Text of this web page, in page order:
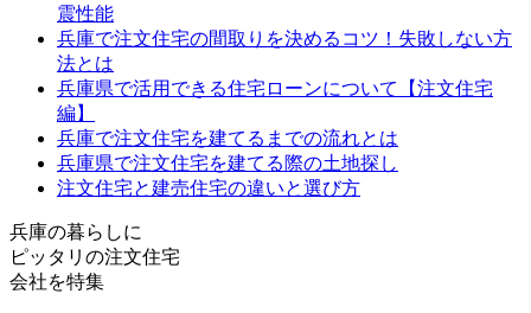
震性能
兵庫で注文住宅の間取りを決めるコツ！失敗しない方
法とは
兵庫県で活用できる住宅ローンについて【注文住宅
編】
兵庫で注文住宅を建てるまでの流れとは
兵庫県で注文住宅を建てる際の土地探し
注文住宅と建売住宅の違いと選び方
兵庫の暮らしに
ピッタリの注文住宅
会社を特集